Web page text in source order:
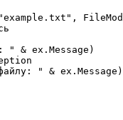
" & ex.Message)
" & ex.Message)